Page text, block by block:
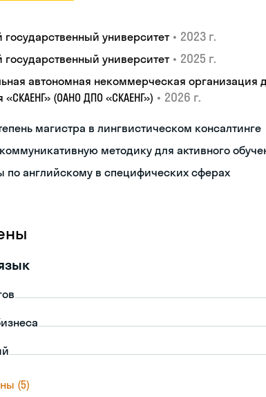
государственный университет • 2023 г.
государственный университет • 2025 г.
автономная некоммерческая организация
(ОАНО ДПО «СКАЕНГ») • 2026 г.
магистра в лингвистическом консалтинге
методику для активного
по английскому в специфических сферах
(5)